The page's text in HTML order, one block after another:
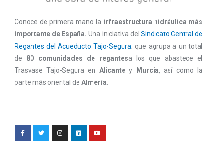
Conoce de primera mano la infraestructura hidráulica más
importante de España.Una iniciativa del Sindicato Central de
Regantes del Acueducto Tajo-Segura, que agrupa a un total
de 80 comunidades de regantesa los que abastece el
Trasvase Tajo-Segura en Alicante y Murcia, así como la
parte más oriental de Almería.